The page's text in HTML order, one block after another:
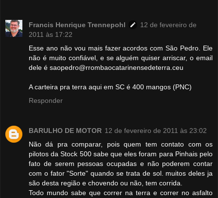
Francis Henrique Trennepohl
12 de fevereiro de
2011 às 17:22
Esse ano não vou mais fazer acordos com São Pedro. Ele
não é muito confiável, e se alguém quiser arriscar, o email
dele é saopedro@rrombaocatarinensedeterra.ceu
A carteira pra terra aqui em SC é 400 mangos (PNC)
Responder
BARULHO DE MOTOR 12 de fevereiro de 2011 às 23:02
Não dá pra comparar, pois quem tem contato com os
pilotos da Stock 500 sabe que eles foram para Pinhais pelo
fato de serem pessoas ocupadas e não poderem contar
com o fator "Sorte" quando se trata de sol. muitos deles ja
são desta região e chovendo ou não, tem corrida.
Todo mundo sabe que correr na terra e correr no asfalto